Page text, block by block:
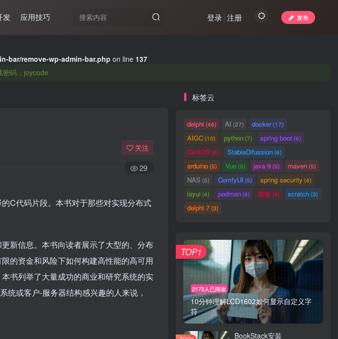
bar/remove-wp-admin-bar.php on line 137
发 应用技巧 发布
登录 注册
码：joycode
密码：joycode
关注
29
C代码片段。本书对于那些对实现分布式
新信息。本书向读者展示了大型的、分布
的资金和风险下如何构建高性能的高可用
书列举了大量成功的商业和研究系统的实
统或客户-服务器结构感兴趣的人来说，
标签云
delphi(46) AI (27) docker(17)
AIGC(10) python(7) spring boot(6)
CentOS (6) StableDifussion(6)
arduino(5) Vue(5) java 9(5) maven(5)
NAS (5) ComfyUI (5) spring security (4)
layui (4) podman(4) 若依 (4) scratch(3)
delphi 7(3)
2173人已阅读
10分钟理解LCD1602如何显示自定义字
符
TOP1
BookStack安装